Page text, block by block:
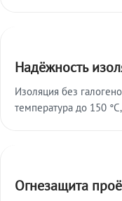
Надёжность
Изоляция без
температура до 150
Огнезащита